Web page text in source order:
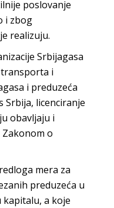
poslovanje
i zbog
realizuju.
Srbijagasa
i
i preduzeća
licenciranje
obavljaju i
o
mera za
preduzeća u
kapitalu, a koje